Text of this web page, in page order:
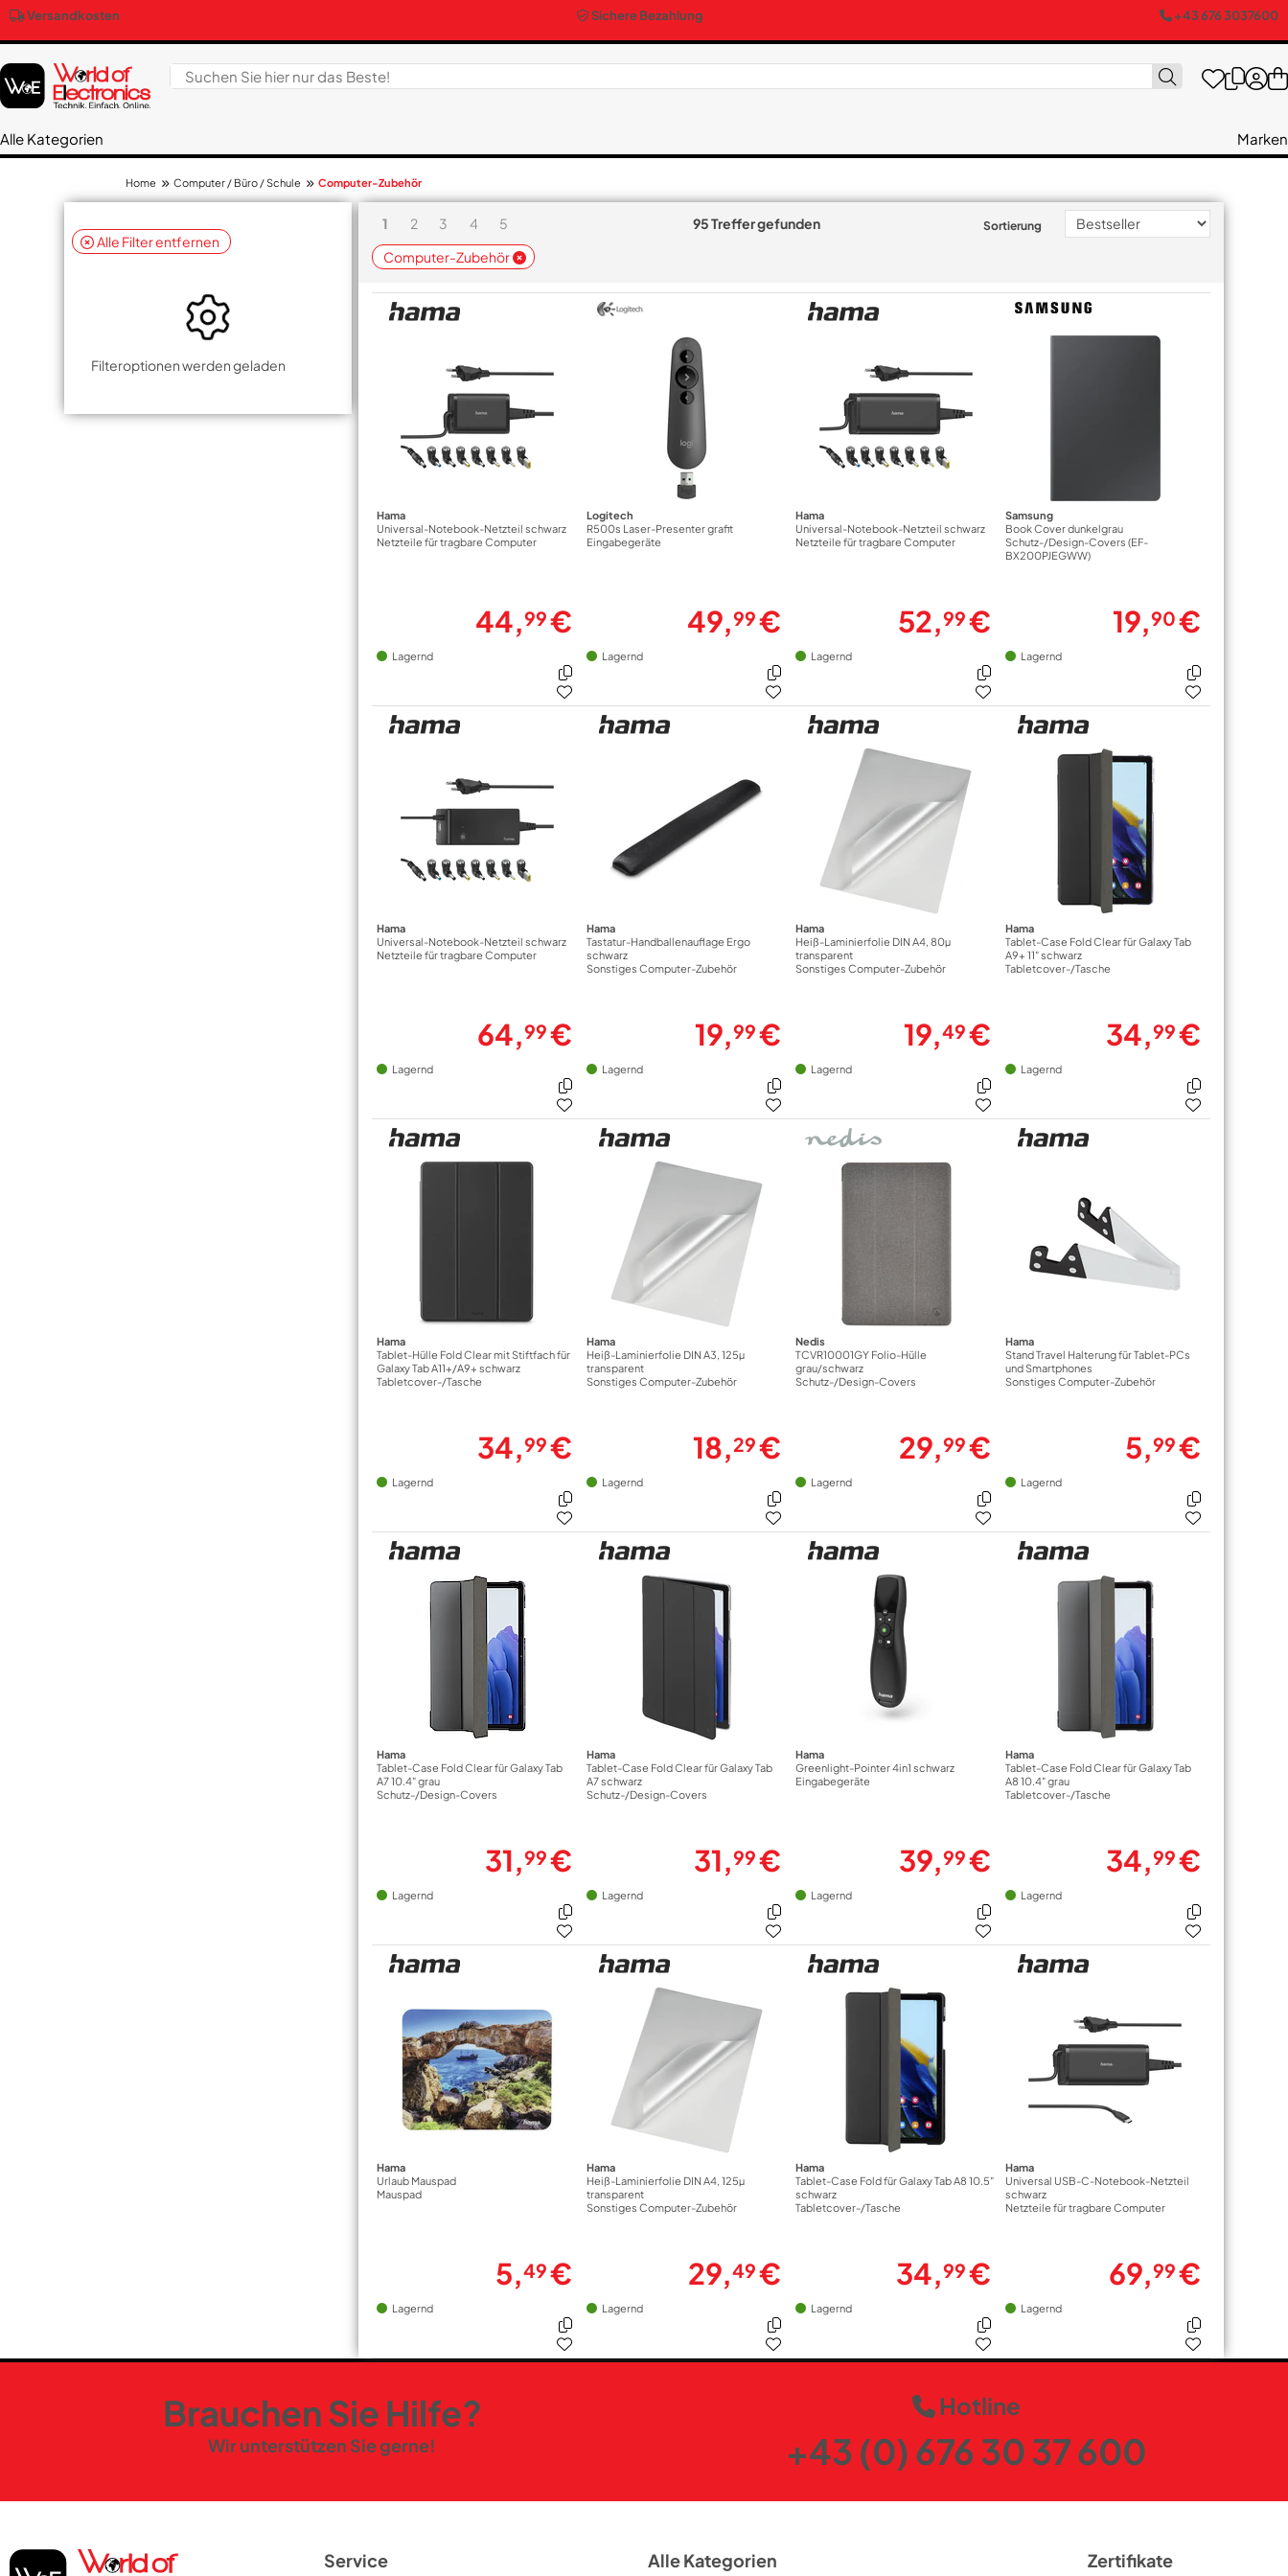
Versandkosten Sichere Bezahlung +43 676 3037600
Alle Kategorien Marken
Home Computer / Büro / Schule Computer-Zubehör
Alle Filter entfernen
Filteroptionen werden geladen
Sortierung
1 2 3 4 5
95 Treffer gefunden
Computer-Zubehör
Hama
Universal-Notebook-Netzteil schwarz
Netzteile für tragbare Computer
44,99€
Lagernd
Logitech
R500s Laser-Presenter grafit
Eingabegeräte
49,99€
Lagernd
Hama
Universal-Notebook-Netzteil schwarz
Netzteile für tragbare Computer
52,99€
Lagernd
Samsung
Book Cover dunkelgrau
Schutz-/Design-Covers (EF-
BX200PJEGWW)
19,90€
Lagernd
Hama
Universal-Notebook-Netzteil schwarz
Netzteile für tragbare Computer
64,99€
Lagernd
Hama
Tastatur-Handballenauflage Ergo
schwarz
Sonstiges Computer-Zubehör
19,99€
Lagernd
Hama
Heiß-Laminierfolie DIN A4, 80µ
transparent
Sonstiges Computer-Zubehör
19,49€
Lagernd
Hama
Tablet-Case Fold Clear für Galaxy Tab
A9+ 11" schwarz
Tabletcover-/Tasche
34,99€
Lagernd
Hama
Tablet-Hülle Fold Clear mit Stiftfach für
Galaxy Tab A11+/A9+ schwarz
Tabletcover-/Tasche
34,99€
Lagernd
Hama
Heiß-Laminierfolie DIN A3, 125µ
transparent
Sonstiges Computer-Zubehör
18,29€
Lagernd
Nedis
TCVR10001GY Folio-Hülle
grau/schwarz
Schutz-/Design-Covers
29,99€
Lagernd
Hama
Stand Travel Halterung für Tablet-PCs
und Smartphones
Sonstiges Computer-Zubehör
5,99€
Lagernd
Hama
Tablet-Case Fold Clear für Galaxy Tab
A7 10.4" grau
Schutz-/Design-Covers
31,99€
Lagernd
Hama
Tablet-Case Fold Clear für Galaxy Tab
A7 schwarz
Schutz-/Design-Covers
31,99€
Lagernd
Hama
Greenlight-Pointer 4in1 schwarz
Eingabegeräte
39,99€
Lagernd
Hama
Tablet-Case Fold Clear für Galaxy Tab
A8 10.4" grau
Tabletcover-/Tasche
34,99€
Lagernd
Hama
Urlaub Mauspad
Mauspad
5,49€
Lagernd
Hama
Heiß-Laminierfolie DIN A4, 125µ
transparent
Sonstiges Computer-Zubehör
29,49€
Lagernd
Hama
Tablet-Case Fold für Galaxy Tab A8 10.5"
schwarz
Tabletcover-/Tasche
34,99€
Lagernd
Hama
Universal USB-C-Notebook-Netzteil
schwarz
Netzteile für tragbare Computer
69,99€
Lagernd
Brauchen Sie Hilfe?
Wir unterstützen Sie gerne!
Hotline
+43 (0) 676 30 37 600
Service Alle Kategorien Zertifikate